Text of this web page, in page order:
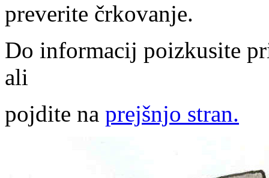
preverite črkovanje.
Do informacij poizkusite
ali
pojdite na prejšnjo stran.